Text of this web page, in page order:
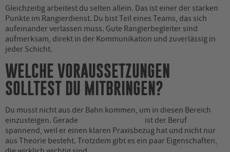
Gleichzeitig arbeitest du selten allein. Das ist einer der starken
Punkte im Rangierdienst. Du bist Teil eines Teams, das sich
aufeinander verlassen muss. Gute Rangierbegleiter sind
aufmerksam, direkt in der Kommunikation und zuverlässig in
jeder Schicht.
WELCHE VORAUSSETZUNGEN
SOLLTEST DU MITBRINGEN?
Du musst nicht aus der Bahn kommen, um in diesen Bereich
einzusteigen. Gerade
ist der Beruf
spannend, weil er einen klaren Praxisbezug hat und nicht nur
aus Theorie besteht. Trotzdem gibt es ein paar Eigenschaften,